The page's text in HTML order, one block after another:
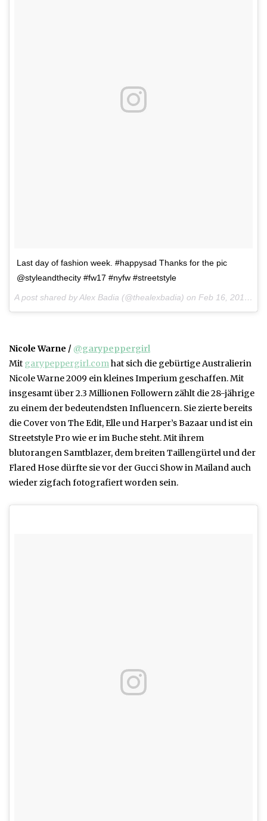
Last day of fashion week. #happysad Thanks for the pic
@styleandthecity #fw17 #nyfw #streetstyle
A post shared by Alex Badia (@thealexbadia) on Feb 16, 2017 at 5:11am PST
Nicole Warne / @garypeppergirl
Mit garypeppergirl.com hat sich die gebürtige Australierin
Nicole Warne 2009 ein kleines Imperium geschaffen. Mit
insgesamt über 2.3 Millionen Followern zählt die 28-jährige
zu einem der bedeutendsten Influencern. Sie zierte bereits
die Cover von The Edit, Elle und Harper’s Bazaar und ist ein
Streetstyle Pro wie er im Buche steht. Mit ihrem
blutorangen Samtblazer, dem breiten Taillengürtel und der
Flared Hose dürfte sie vor der Gucci Show in Mailand auch
wieder zigfach fotografiert worden sein.